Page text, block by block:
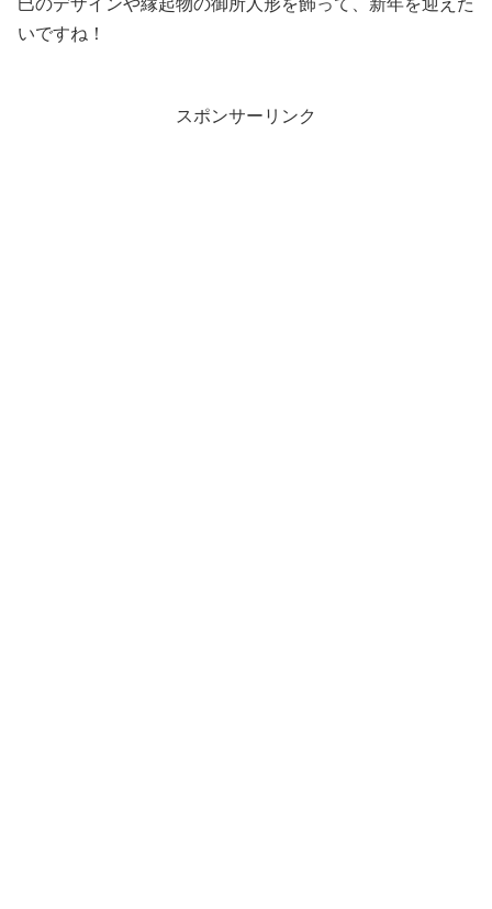
巳のデザインや縁起物の御所人形を飾って、新年を迎えた
いですね！
スポンサーリンク